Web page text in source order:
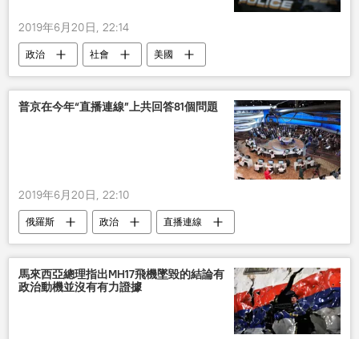
2019年6月20日, 22:14
政治 社會 美國
普京在今年“直播連線”上共回答81個問題
2019年6月20日, 22:10
俄羅斯 政治 直播連線
馬來西亞總理指出MH17飛機墜毀的結論有
政治動機並沒有有力證據